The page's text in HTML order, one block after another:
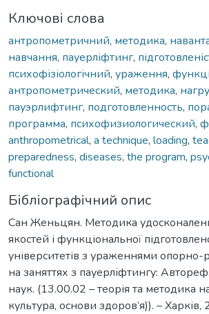
Ключові слова
антропометричний, методика,
навчання, пауерліфтинг,
психофізіологічний, ураження,
антропометрический, методика,
пауэрлифтинг, подготовленность,
программа, психофизиологический,
anthropometrical, a technique, loading,
preparedness, diseases, the program,
functional
Бібліографічний опис
Сан Женьцян. Методика
якостей і функціональної
університетів з ураженнями опорно-
на заняттях з пауерліфтингу:
наук. (13.00.02 – теорія та методика
культура, основи здоров’я)). – Харків,